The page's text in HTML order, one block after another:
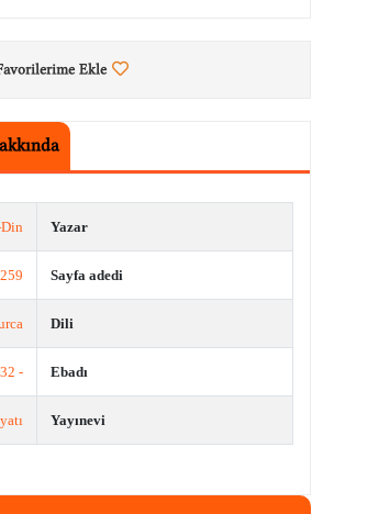
Ekle
Yazar
Sayfa adedi
259
Dili
Ebadı
- 32 Kesim
Yayınevi